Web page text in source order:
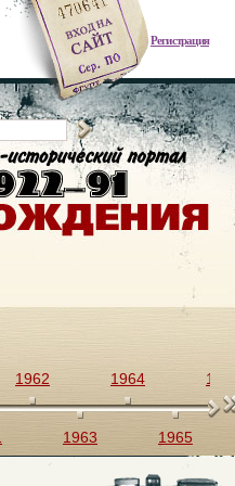
Регистрация
1962
1963
1964
1965
1966